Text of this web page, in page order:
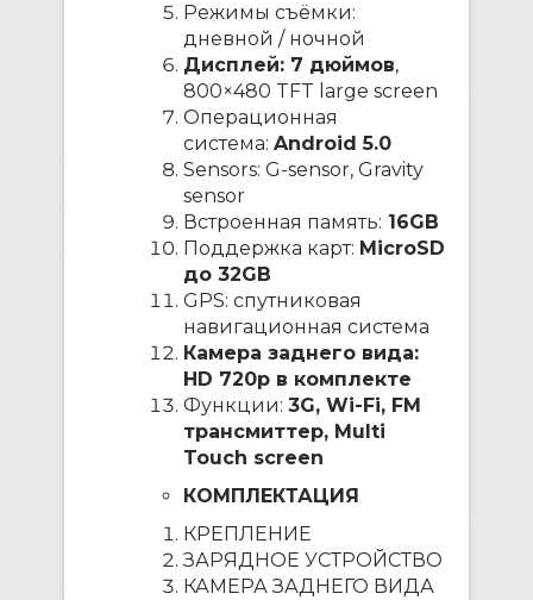
Режимы съёмки:
дневной / ночной
Дисплей: 7 дюймов,
800×480 TFT large screen
Операционная
система: Android 5.0
Sensors: G-sensor, Gravity
sensor
Встроенная память: 16GB
Поддержка карт: MicroSD
до 32GB
GPS: спутниковая
навигационная система
Камера заднего вида:
HD 720p в комплекте
Функции: 3G, Wi-Fi, FM
трансмиттер, Multi
Touch screen
КОМПЛЕКТАЦИЯ
КРЕПЛЕНИЕ
ЗАРЯДНОЕ УСТРОЙСТВО
КАМЕРА ЗАДНЕГО ВИДА